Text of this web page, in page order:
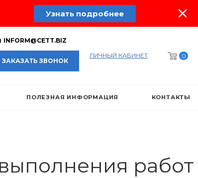
Узнать подробнее
INFORM@CETT.BIZ
ЗАКАЗАТЬ ЗВОНОК
ЛИЧНЫЙ КАБИНЕТ 0
ПОЛЕЗНАЯ ИНФОРМАЦИЯ КОНТАКТЫ
работ